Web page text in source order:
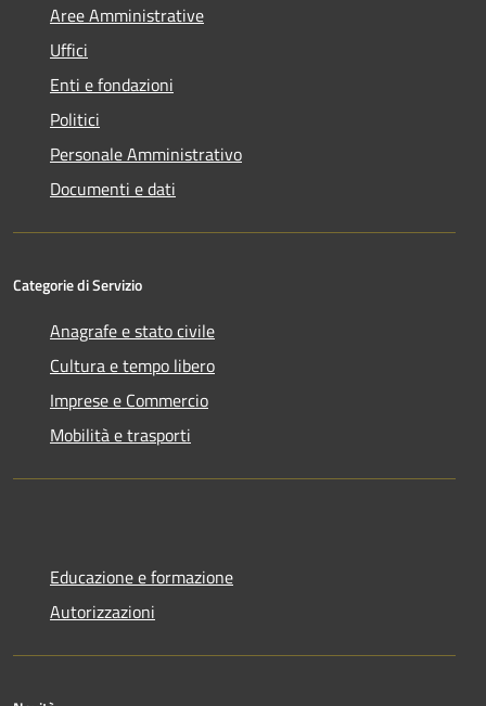
Aree Amministrative
Uffici
Enti e fondazioni
Politici
Personale Amministrativo
Documenti e dati
Categorie di Servizio
Anagrafe e stato civile
Cultura e tempo libero
Imprese e Commercio
Mobilità e trasporti
Educazione e formazione
Autorizzazioni